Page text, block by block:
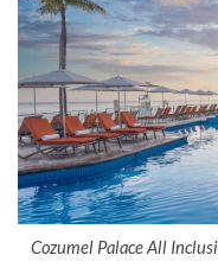
Cozumel Palace All